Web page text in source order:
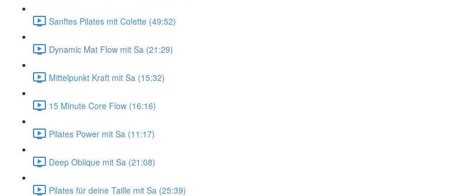
Sanftes Pilates mit Colette (49:52)
Dynamic Mat Flow mit Sa (21:29)
Mittelpunkt Kraft mit Sa (15:32)
15 Minute Core Flow (16:16)
Pilates Power mit Sa (11:17)
Deep Oblique mit Sa (21:08)
Pilates für deine Taille mit Sa (25:39)